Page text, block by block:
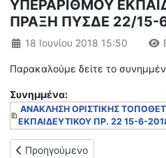
ΥΠΕΡΑΡΙΘΜΟΥ
ΠΡΑΞΗ ΠΥΣΔΕ 22/15-
Λεπτομέρειες
18 Ιουνίου 2018 15:50
Παρακαλούμε δείτε το
Συνημμένα:
ΑΝΑΚΛΗΣΗ ΟΡΙΣΤΙΚΗΣ
ΕΚΠΑΙΔΕΥΤΙΚΟΥ ΠΡ. 22 15-6-
Προηγούμενο άρθρο:
Προηγούμενο